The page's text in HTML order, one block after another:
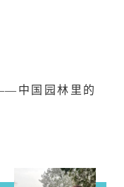
中国园林里的